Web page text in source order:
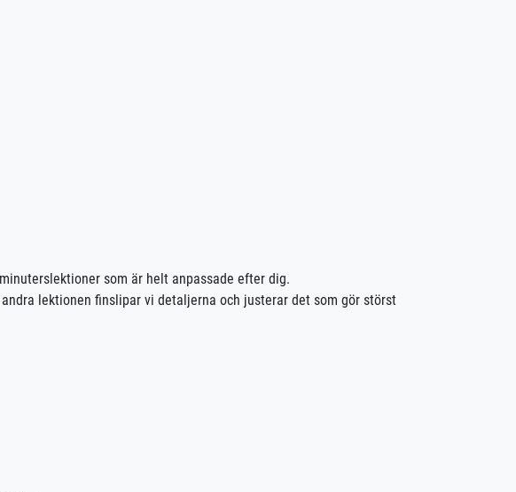
som är helt anpassade efter dig.
lektionen finslipar vi detaljerna och justerar det som gör störst